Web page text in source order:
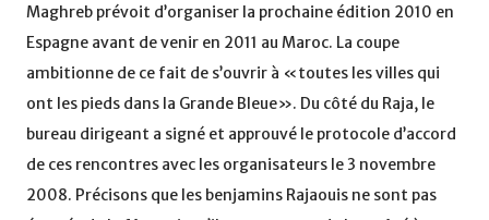
Maghreb prévoit d’organiser la prochaine édition 2010 en
Espagne avant de venir en 2011 au Maroc. La coupe
ambitionne de ce fait de s’ouvrir à «toutes les villes qui
ont les pieds dans la Grande Bleue». Du côté du Raja, le
bureau dirigeant a signé et approuvé le protocole d’accord
de ces rencontres avec les organisateurs le 3 novembre
2008. Précisons que les benjamins Rajaouis ne sont pas